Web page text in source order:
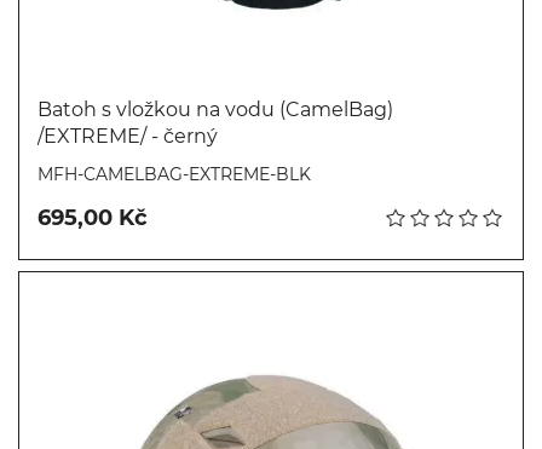
Batoh s vložkou na vodu (CamelBag)
/EXTREME/ - černý
MFH-CAMELBAG-EXTREME-BLK
695,00 Kč